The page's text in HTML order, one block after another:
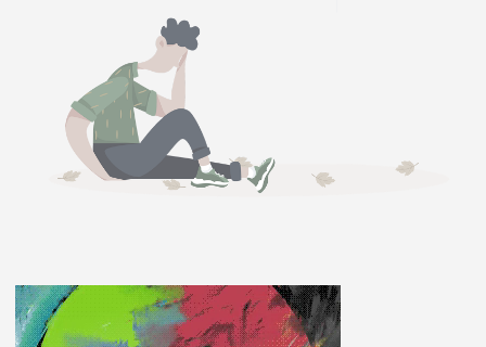
MÔJ PROFIL
NASTAVENIA
ROLETA